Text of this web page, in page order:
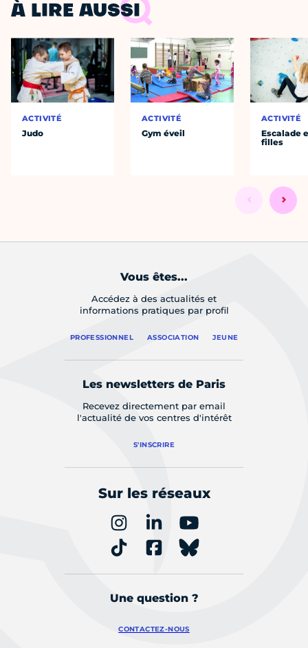
À LIRE AUSSI
ACTIVITÉ
Judo
ACTIVITÉ
Gym éveil
ACTIVITÉ
Escalade
filles
Vous êtes...
Accédez à des actualités et
informations pratiques par profil
PROFESSIONNEL ASSOCIATION JEUNE
Les newsletters de Paris
Recevez directement par email
l'actualité de vos centres d'intérêt
S'INSCRIRE
Sur les réseaux
Une question ?
CONTACTEZ-NOUS